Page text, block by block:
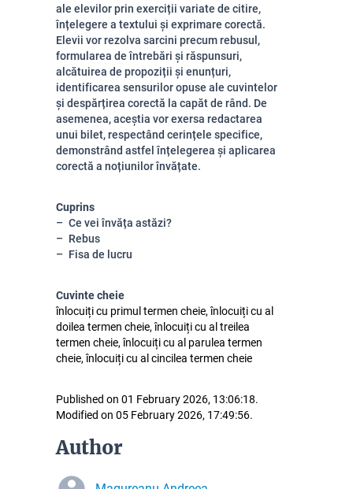
ale elevilor prin exerciții variate de citire,
înțelegere a textului și exprimare corectă.
Elevii vor rezolva sarcini precum rebusul,
formularea de întrebări și răspunsuri,
alcătuirea de propoziții și enunțuri,
identificarea sensurilor opuse ale cuvintelor
și despărțirea corectă la capăt de rând. De
asemenea, aceștia vor exersa redactarea
unui bilet, respectând cerințele specifice,
demonstrând astfel înțelegerea și aplicarea
corectă a noțiunilor învățate.
Cuprins
Ce vei învăța astăzi?
Rebus
Fisa de lucru
Cuvinte cheie
înlocuiți cu primul termen cheie, înlocuiți cu al
doilea termen cheie, înlocuiți cu al treilea
termen cheie, înlocuiți cu al parulea termen
cheie, înlocuiți cu al cincilea termen cheie
Published on 01 February 2026, 13:06:18.
Modified on 05 February 2026, 17:49:56.
Author